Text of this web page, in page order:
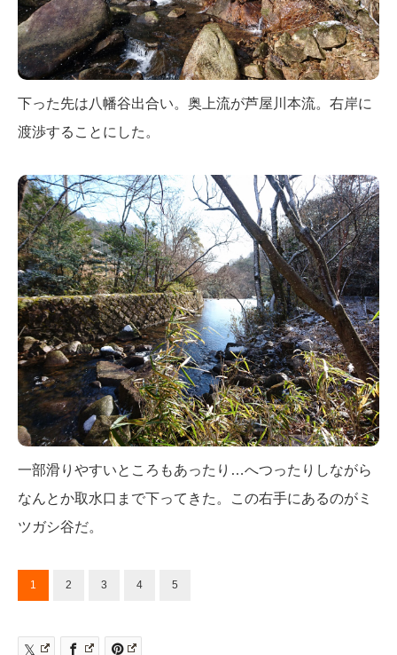
下った先は八幡谷出合い。奥上流が芦屋川本流。右岸に
渡渉することにした。
一部滑りやすいところもあったり…へつったりしながら
なんとか取水口まで下ってきた。この右手にあるのがミ
ツガシ谷だ。
1 2 3 4 5